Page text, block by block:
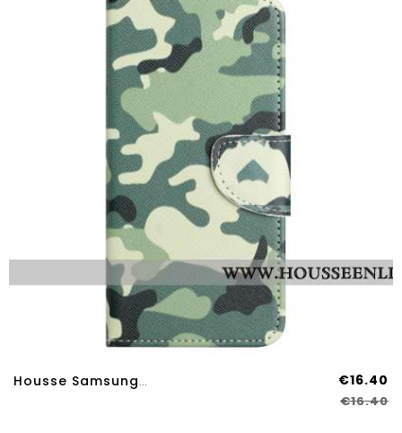
Housse Samsung Galaxy A17 4G / 5G / A26 5G Camouflage €16.40
€16.40